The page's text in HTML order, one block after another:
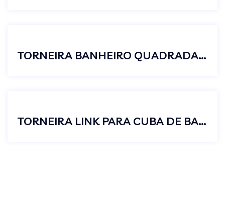
TORNEIRA BANHEIRO QUADRADA BICA MÓVEL RETANGULAR PAREDE
TORNEIRA LINK PARA CUBA DE BANHEIRO BICA ALTA